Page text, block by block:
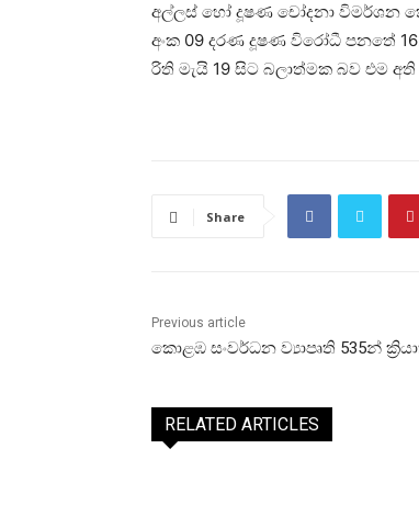
අල්ලස් හෝ දූෂණ චෝදනා විමර්ශන
අංක 09 දරණ දූෂණ විරෝධී පනතේ
රිති මැයි 19 සිට බලාත්මක බව එම
Share
Previous article
කොළඹ සංවර්ධන ව්‍යාපෘති 535න්
RELATED ARTICLES